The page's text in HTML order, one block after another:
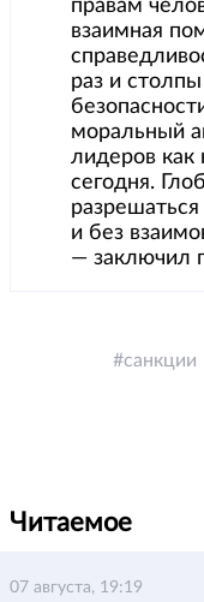
правам
взаимная
раз и
моральный
лидеров как
сегодня.
разрешаться
и без
— заключил
санкции
Читаемое
07 августа, 19:19